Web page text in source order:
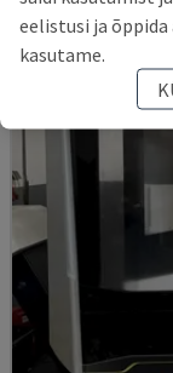
eelistusi ja
kasutame.